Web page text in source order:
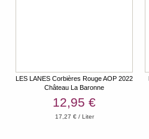
LES LANES Corbières Rouge AOP 2022
Château La Baronne
12,95 €
17,27 € / Liter